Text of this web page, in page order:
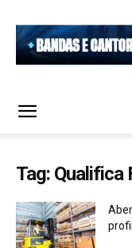
Tag: Qualifica